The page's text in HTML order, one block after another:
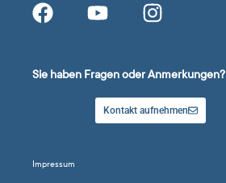
Sie haben Fragen oder Anmerkungen?
Kontakt aufnehmen
Impressum